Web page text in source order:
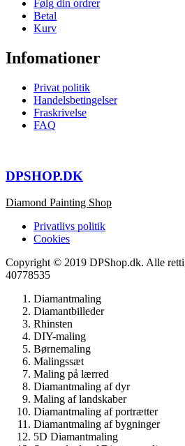
Følg din ordrer
Betal
Kurv
Infomationer
Privat politik
Handelsbetingelser
Fraskrivelse
FAQ
DPSHOP.DK
Diamond Painting Shop
Privatlivs politik
Cookies
Copyright © 2019 DPShop.dk. Alle
40778535
Diamantmaling
Diamantbilleder
Rhinsten
DIY-maling
Børnemaling
Malingssæt
Maling på lærred
Diamantmaling af dyr
Maling af landskaber
Diamantmaling af portrætter
Diamantmaling af bygninger
5D Diamantmaling